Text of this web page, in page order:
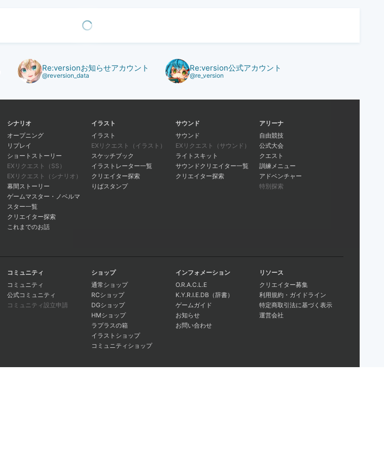
Re:versionお知らせアカウント
@reversion_data
Re:version公式アカウント
@re_version
シナリオ
オープニング
リプレイ
ショートストーリー
EXリクエスト（SS）
EXリクエスト（シナリオ）
幕間ストーリー
ゲームマスター・ノベルマ
スター一覧
クリエイター探索
これまでのお話
イラスト
イラスト
EXリクエスト（イラスト）
スケッチブック
イラストレーター一覧
クリエイター探索
りばスタンプ
サウンド
サウンド
EXリクエスト（サウンド）
ライトスキット
サウンドクリエイター一覧
クリエイター探索
アリーナ
自由競技
公式大会
クエスト
訓練メニュー
アドベンチャー
特別探索
コミュニティ
コミュニティ
公式コミュニティ
コミュニティ設立申請
ショップ
通常ショップ
RCショップ
DGショップ
HMショップ
ラプラスの箱
イラストショップ
コミュニティショップ
インフォメーション
O.R.A.C.L.E
K.Y.R.I.E.DB（辞書）
ゲームガイド
お知らせ
お問い合わせ
リソース
クリエイター募集
利用規約・ガイドライン
特定商取引法に基づく表示
運営会社